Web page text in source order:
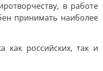
в работе
принимать наиболее
как российских, так и